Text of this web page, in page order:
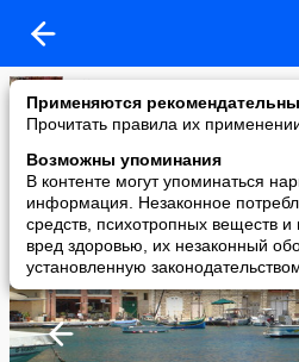
Применяются
Прочитать правила их
Возможны упоминания
В контенте могут упоминаться
информация. Незаконное
средств, психотропных веществ и
вред здоровью, их незаконный
установленную
Djim
added a photo
31 May в 02:06